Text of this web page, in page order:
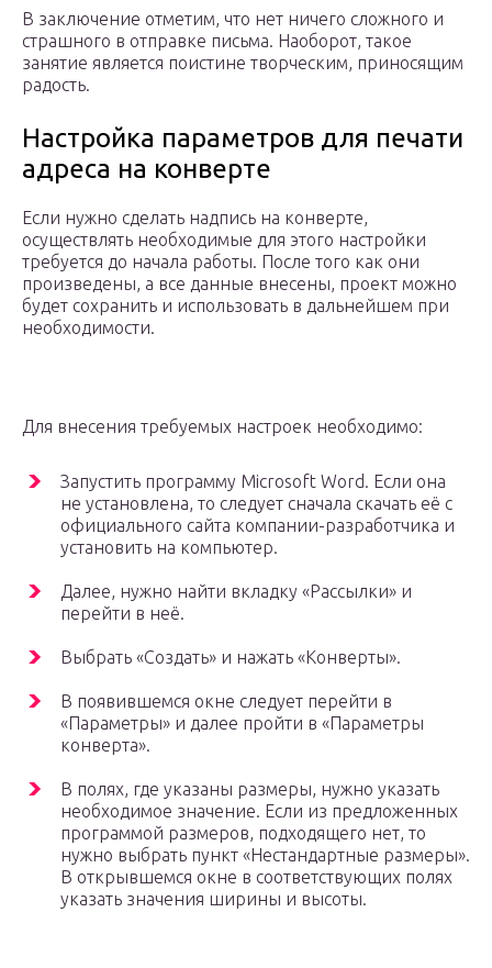
В заключение отметим, что нет ничего сложного и
страшного в отправке письма. Наоборот, такое
занятие является поистине творческим, приносящим
радость.
Настройка параметров для печати
адреса на конверте
Если нужно сделать надпись на конверте,
осуществлять необходимые для этого настройки
требуется до начала работы. После того как они
произведены, а все данные внесены, проект можно
будет сохранить и использовать в дальнейшем при
необходимости.
Для внесения требуемых настроек необходимо:
Запустить программу Microsoft Word. Если она
не установлена, то следует сначала скачать её с
официального сайта компании-разработчика и
установить на компьютер.
Далее, нужно найти вкладку «Рассылки» и
перейти в неё.
Выбрать «Создать» и нажать «Конверты».
В появившемся окне следует перейти в
«Параметры» и далее пройти в «Параметры
конверта».
В полях, где указаны размеры, нужно указать
необходимое значение. Если из предложенных
программой размеров, подходящего нет, то
нужно выбрать пункт «Нестандартные размеры».
В открывшемся окне в соответствующих полях
указать значения ширины и высоты.